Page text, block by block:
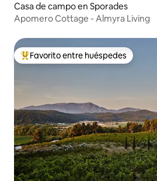
Casa de campo en Sporades
Apomero Cottage - Almyra Living
Favorito entre huéspedes preferido
Favorito entre huéspedes